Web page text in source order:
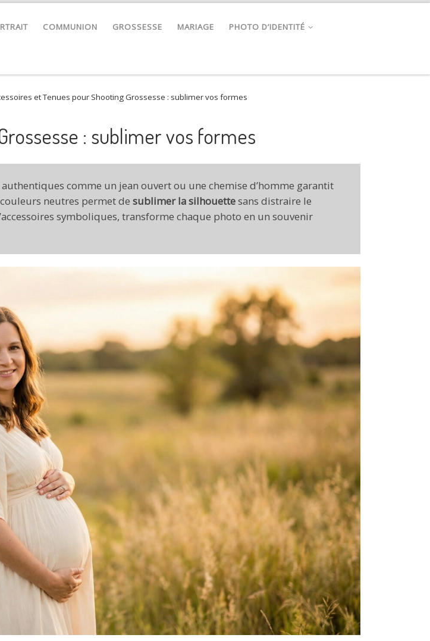
COMMUNION GROSSESSE MARIAGE PHOTO D’IDENTITÉ
et Tenues pour Shooting Grossesse : sublimer vos formes
: sublimer vos formes
comme un jean ouvert ou une chemise d’homme garantit
neutres permet de sublimer la silhouettesans distraire le
symboliques, transforme chaque photo en un souvenir